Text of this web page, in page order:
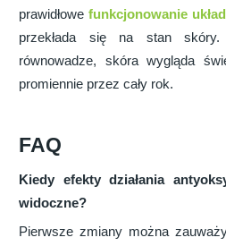
prawidłowe funkcjonowanie
przekłada się na stan
równowadze, skóra wygląda
promiennie przez cały rok.
FAQ
Kiedy efekty działania
widoczne?
Pierwsze zmiany można